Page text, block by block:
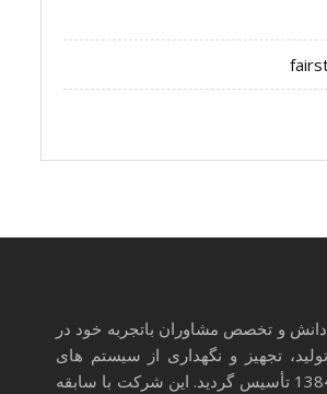
و تخصص مشاوران باتجربه خود در
تجهیز و نگهداری از سیستم های
تغذیه، در سال 1384 تأسیس گردید. این شرکت با سابقه